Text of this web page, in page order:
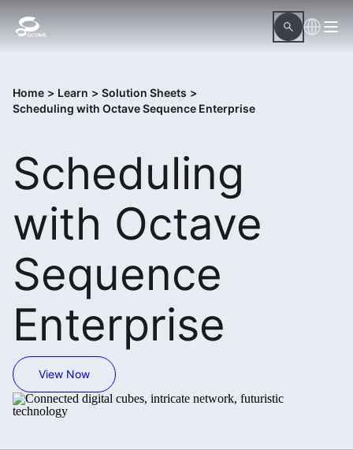
Home > Learn > Solution Sheets >
Scheduling with Octave Sequence Enterprise
Scheduling
with Octave
Sequence
Enterprise
View Now